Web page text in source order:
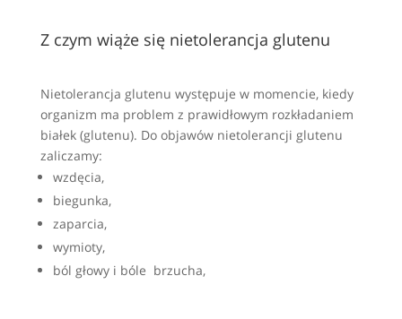
Z czym wiąże się nietolerancja glutenu
Nietolerancja glutenu występuje w momencie, kiedy
organizm ma problem z prawidłowym rozkładaniem
białek (glutenu). Do objawów nietolerancji glutenu
zaliczamy:
wzdęcia,
biegunka,
zaparcia,
wymioty,
ból głowy i bóle brzucha,